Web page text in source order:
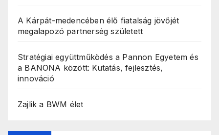
A Kárpát-medencében élő fiatalság jövőjét
megalapozó partnerség született
Stratégiai együttműködés a Pannon Egyetem és
a BANONA között: Kutatás, fejlesztés,
innováció
Zajlik a BWM élet